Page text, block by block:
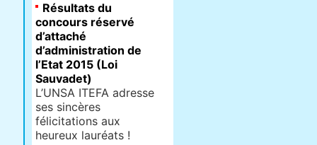
Résultats du
concours réservé
d’attaché
d’administration de
l’Etat 2015 (Loi
Sauvadet)
L’UNSA ITEFA adresse
ses sincères
félicitations aux
heureux lauréats !